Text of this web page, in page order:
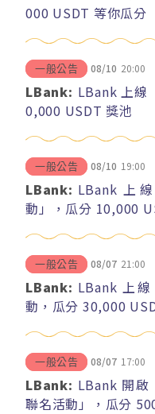
000 USDT 等你瓜分
一般公告 08/10 20:00
LBank: LBank 上線
0,000 USDT 獎池
一般公告 08/10 19:00
LBank: LBank 上
動」，瓜分 10,000
一般公告 08/07 21:00
LBank: LBank 上
動，瓜分 30,000
一般公告 08/07 17:00
LBank: LBank 開
聯名活動」，瓜分